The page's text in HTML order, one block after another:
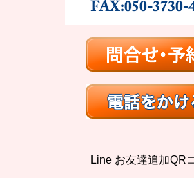
Line お友達追加QR